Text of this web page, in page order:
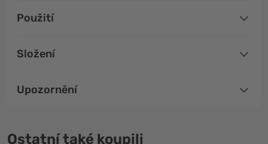
Použití
Složení
Upozornění
Ostatní také koupili